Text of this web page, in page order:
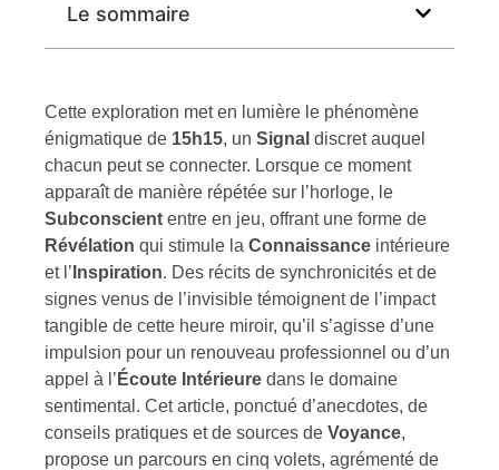
Le sommaire
Cette exploration met en lumière le phénomène
énigmatique de 15h15, un Signal discret auquel
chacun peut se connecter. Lorsque ce moment
apparaît de manière répétée sur l’horloge, le
Subconscient entre en jeu, offrant une forme de
Révélation qui stimule la Connaissance intérieure
et l’ Inspiration. Des récits de synchronicités et de
signes venus de l’invisible témoignent de l’impact
tangible de cette heure miroir, qu’il s’agisse d’une
impulsion pour un renouveau professionnel ou d’un
appel à l’ Écoute Intérieure dans le domaine
sentimental. Cet article, ponctué d’anecdotes, de
conseils pratiques et de sources de Voyance,
propose un parcours en cinq volets, agrémenté de